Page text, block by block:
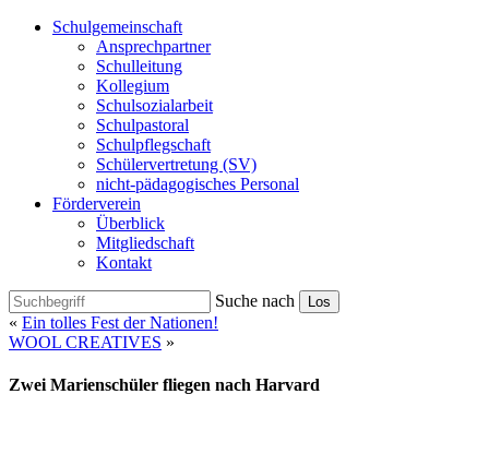
Schulgemeinschaft
Ansprechpartner
Schulleitung
Kollegium
Schulsozialarbeit
Schulpastoral
Schulpflegschaft
Schülervertretung (SV)
nicht-pädagogisches Personal
Förderverein
Überblick
Mitgliedschaft
Kontakt
Suche nach Los
« Ein tolles Fest der Nationen!
WOOL CREATIVES »
Zwei Marienschüler fliegen nach Harvard